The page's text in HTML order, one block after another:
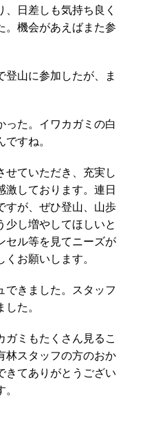
日差しも気持ち良く
。機会があえばまた参
山に参加したが、ま
った。イワカガミの白
すね。
せていただき、充実し
激しております。連日
すが、ぜひ登山、山歩
少し増やしてほしいと
セル等を見てニーズが
お願いします。
できました。スタッフ
た。
ミもたくさん見るこ
林スタッフの方のおか
きてありがとうござい